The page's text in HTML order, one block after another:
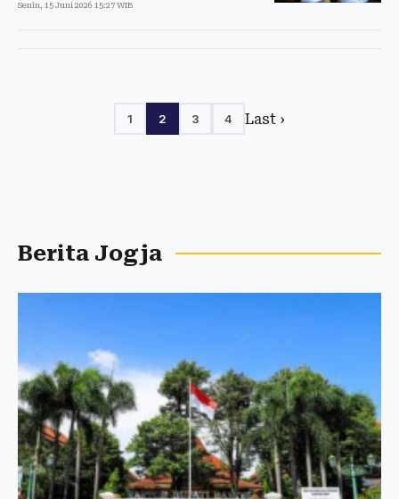
Senin, 15 Juni 2026 15:27 WIB
1 2 3 4 Last ›
Berita Jogja